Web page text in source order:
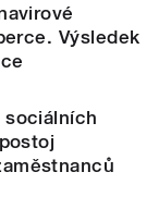
Výsledek